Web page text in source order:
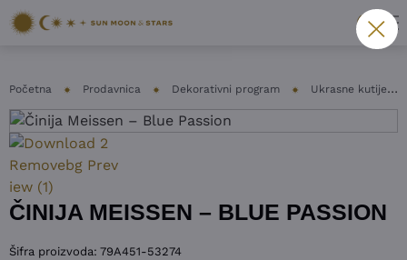
Početna Prodavnica Dekorativni program Ukrasne kutije i činije
ČINIJA MEISSEN – BLUE PASSION
Šifra proizvoda: 79A451-53274